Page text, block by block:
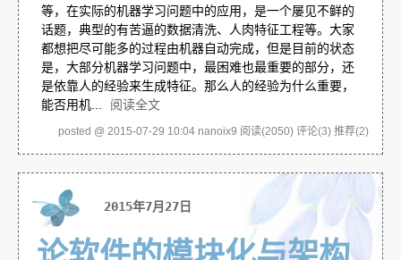
等，在实际的机器学习问题中的应用，是一个屡见不鲜的
话题，典型的有苦逼的数据清洗、人肉特征工程等。大家
都想把尽可能多的过程由机器自动完成，但是目前的状态
是，大部分机器学习问题中，最困难也最重要的部分，还
是依靠人的经验来生成特征。那么人的经验为什么重要，
能否用机...
阅读全文
posted @ 2015-07-29 10:04 nanoix9 阅读(2050) 评论(3) 推荐(2)
2015年7月27日